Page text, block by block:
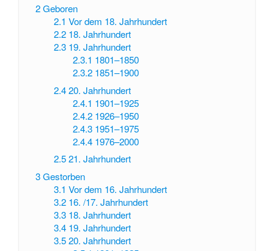
2Geboren
2.1 Vor dem 18. Jahrhundert
2.2 18. Jahrhundert
2.3 19. Jahrhundert
2.3.1 1801–1850
2.3.2 1851–1900
2.4 20. Jahrhundert
2.4.1 1901–1925
2.4.2 1926–1950
2.4.3 1951–1975
2.4.4 1976–2000
2.5 21. Jahrhundert
3Gestorben
3.1 Vor dem 16. Jahrhundert
3.2 16. /17. Jahrhundert
3.3 18. Jahrhundert
3.4 19. Jahrhundert
3.5 20. Jahrhundert